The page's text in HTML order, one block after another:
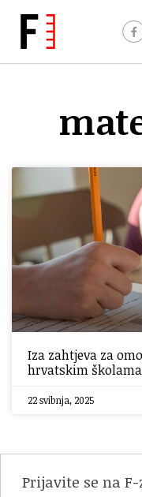
Iza zahtjeva za
hrvatskim
22 svibnja, 2025
Prijavite se na